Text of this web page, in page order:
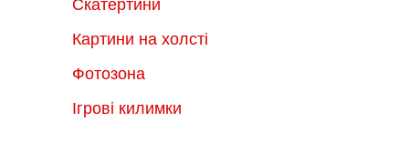
Скатертини
Картини на холсті
Фотозона
Ігрові килимки